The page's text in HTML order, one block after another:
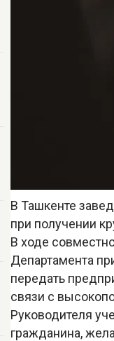
В Ташкенте
при получении
В ходе
Департамента
передать
связи с
Руководителя
гражданина,